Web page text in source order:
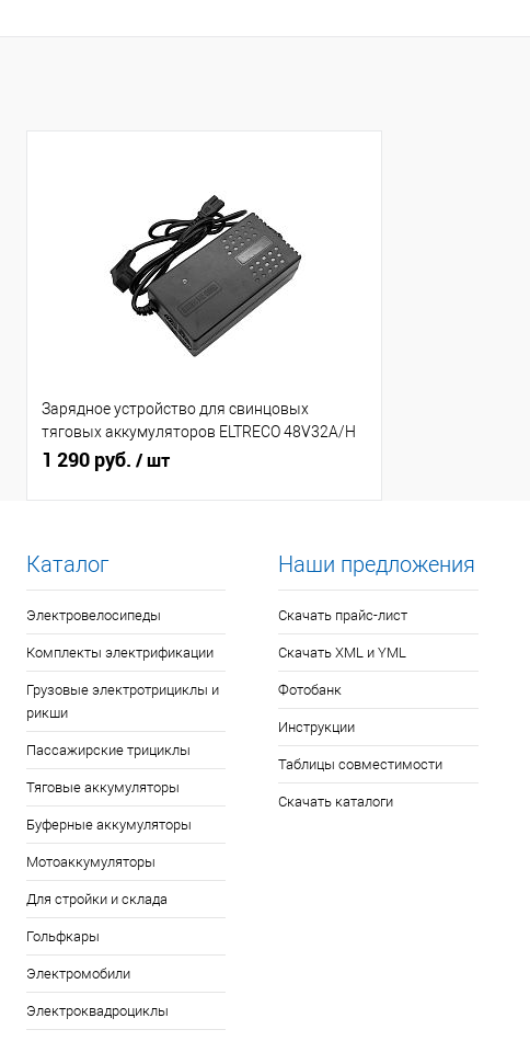
Зарядное устройство для свинцовых
тяговых аккумуляторов ELTRECO 48V32A/H
(4A)
1 290 руб. / шт
Каталог
Электровелосипеды
Комплекты электрификации
Грузовые электротрициклы и
рикши
Пассажирские трициклы
Тяговые аккумуляторы
Буферные аккумуляторы
Мотоаккумуляторы
Для стройки и склада
Гольфкары
Электромобили
Электроквадроциклы
Наши предложения
Скачать прайс-лист
Скачать XML и YML
Фотобанк
Инструкции
Таблицы совместимости
Скачать каталоги